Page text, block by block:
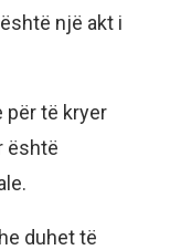
një akt i
për të kryer
është
duhet të